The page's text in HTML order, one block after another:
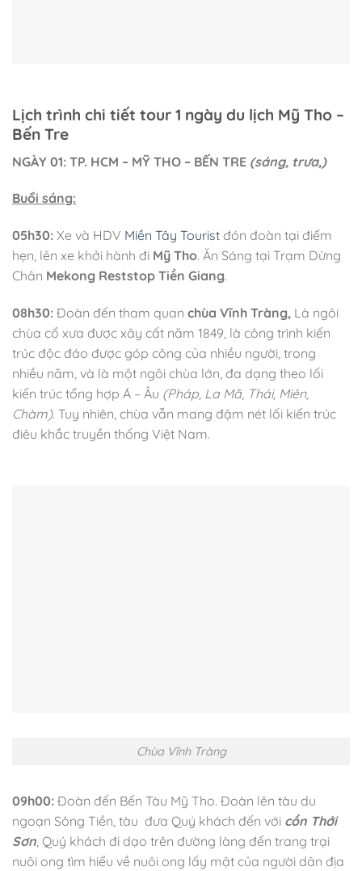
Lịch trình chi tiết tour 1 ngày du lịch Mỹ Tho –
Bến Tre
NGÀY 01: TP. HCM – MỸ THO – BẾN TRE (sáng, trưa,)
Buổi sáng:
05h30: Xe và HDV Miền Tây Tourist đón đoàn tại điểm
hẹn, lên xe khởi hành đi Mỹ Tho. Ăn Sáng tại Trạm Dừng
Chân Mekong Reststop Tiền Giang.
08h30: Đoàn đến tham quan chùa Vĩnh Tràng, Là ngôi
chùa cổ xưa được xây cất năm 1849, là công trình kiến
trúc độc đáo được góp công của nhiều người, trong
nhiều năm, và là một ngôi chùa lớn, đa dạng theo lối
kiến trúc tổng hợp Á – Âu (Pháp, La Mã, Thái, Miên,
Chàm). Tuy nhiên, chùa vẫn mang đậm nét lối kiến trúc
điêu khắc truyền thống Việt Nam.
Chùa Vĩnh Tràng
09h00: Đoàn đến Bến Tàu Mỹ Tho. Đoàn lên tàu du
ngoạn Sông Tiền, tàu đưa Quý khách đến với cồn Thới
Sơn, Quý khách đi dạo trên đường làng đến trang trại
nuôi ong tìm hiểu về nuôi ong lấy mật của người dân địa